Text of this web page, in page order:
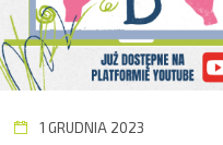
1 GRUDNIA 2023